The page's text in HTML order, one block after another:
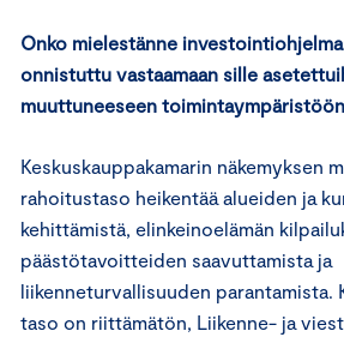
Onko mielestänne
onnistuttu vastaamaan sille
muuttuneeseen
Keskuskauppakamarin näkemyksen
rahoitustaso heikentää alueiden ja
kehittämistä, elinkeinoelämän
päästötavoitteiden saavuttamista ja
liikenneturvallisuuden parantamista.
taso on riittämätön, Liikenne- ja